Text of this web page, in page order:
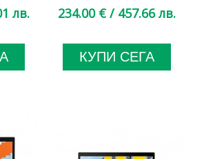
лв. 234.00 € / 457.66 лв.
КУПИ СЕГА